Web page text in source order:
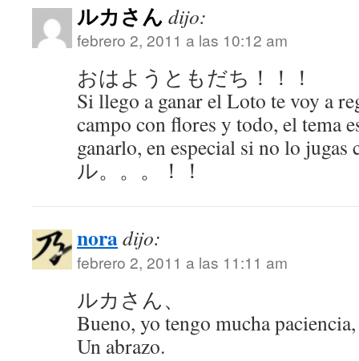
ルカさん dijo:
febrero 2, 2011 a las 10:12 am
おはようともだち！！！
Si llego a ganar el Loto te voy a
campo con flores y todo, el tema
ganarlo, en especial si no lo
ル。。。！！
noradijo:
febrero 2, 2011 a las 11:11 am
ルカさん、
Bueno, yo tengo mucha
Un abrazo.